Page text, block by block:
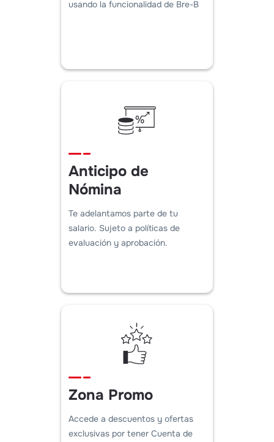
usando la funcionalidad de Bre-B
Anticipo de
Nómina
Te adelantamos parte de tu
salario. Sujeto a políticas de
evaluación y aprobación.
Zona Promo
Accede a descuentos y ofertas
exclusivas por tener Cuenta de